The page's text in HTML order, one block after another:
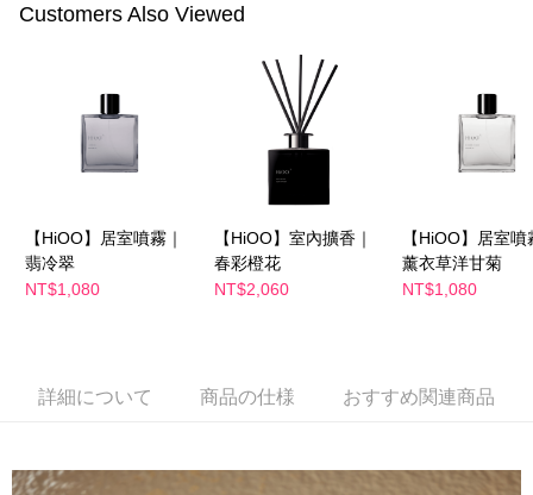
リをダウンロードして AFTEE 会員になるとお支払い期限を最長 45 日以内
お支払期限は、ショップが請求した期日と、AFTEEで延長できる日数をも
とに計算されます。AFTEEで注文すると、商品を受け取るまで支払い期限
を延長できますが、商品を期限内に受け取れない場合があります（例：予
約商品や商品到着日が比較的遅い商品）。そのため、商品到着の有無に関
わらず、AFTEEで指定された期限内にお支払いください。
二、支払い限度額
1.初回 AFTEEを ご利用の際に、認証結果及び当社の審査の結果に基づ
き、限度額が設定されます。
ロテクションズ（以下 AFTEE という）が提供し、AFTEEが代金を徴収し
す。AFTEEの個人情報の収集、処理、利用について、詳細はAFTEE公式ホ
配送毎にNT$100、NT$600以上で送料無料
付款後萊爾富取貨
配送毎にNT$100、NT$600以上で送料無料
配送毎にNT$100、NT$600以上で送料無料
付款後7-11取貨
Customers Also Viewed
【HiOO】居室噴霧｜
翡冷翠
NT$1,080
【HiOO】室內擴香｜
春彩橙花
NT$2,060
【HiOO】居室噴
薰衣草洋甘菊
NT$1,080
詳細について 商品の仕様 おすすめ関連商品